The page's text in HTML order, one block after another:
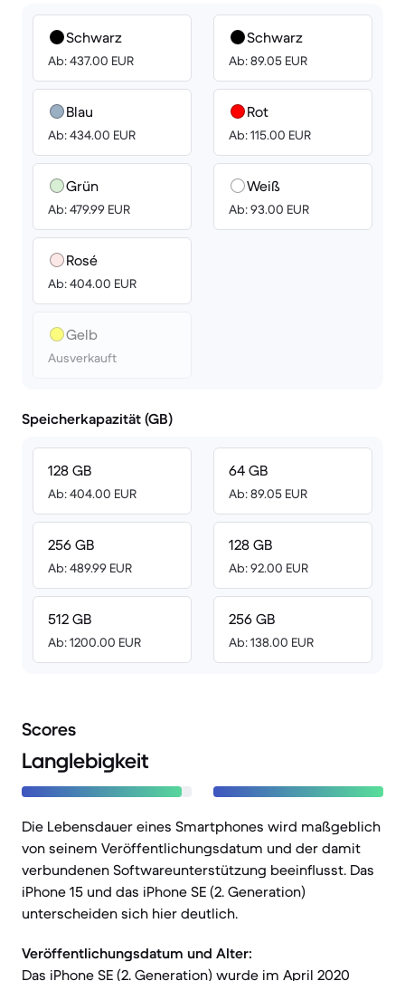
Schwarz
Ab: 437.00 EUR
Blau
Ab: 434.00 EUR
Grün
Ab: 479.99 EUR
Rosé
Ab: 404.00 EUR
Gelb
Ausverkauft
Schwarz
Ab: 89.05 EUR
Rot
Ab: 115.00 EUR
Weiß
Ab: 93.00 EUR
Speicherkapazität (GB)
128 GB
Ab: 404.00 EUR
256 GB
Ab: 489.99 EUR
512 GB
Ab: 1200.00 EUR
64 GB
Ab: 89.05 EUR
128 GB
Ab: 92.00 EUR
256 GB
Ab: 138.00 EUR
Scores
Langlebigkeit
Die Lebensdauer eines Smartphones wird maßgeblich
von seinem Veröffentlichungsdatum und der damit
verbundenen Softwareunterstützung beeinflusst. Das
iPhone 15 und das iPhone SE (2. Generation)
unterscheiden sich hier deutlich.
Veröffentlichungsdatum und Alter:
Das iPhone SE (2. Generation) wurde im April 2020